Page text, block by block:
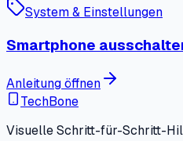
System & Einstellungen
Smartphone
Anleitung öffnen
TechBone
Visuelle Schritt-für-Schritt-